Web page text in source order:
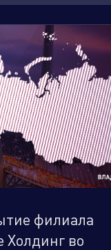
филиала
Холдинг во